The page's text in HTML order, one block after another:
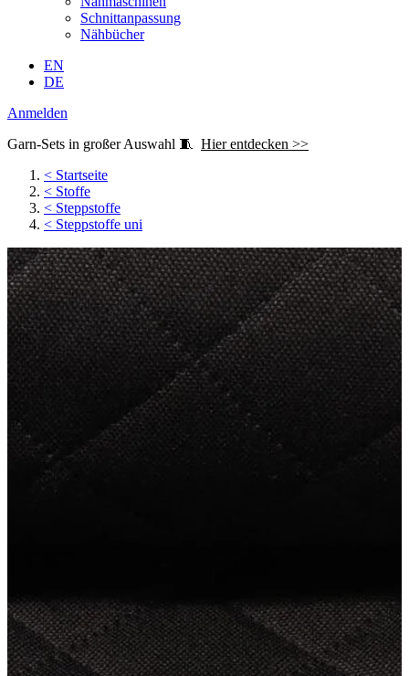
Schnittanpassung
Nähbücher
EN
DE
Anmelden
Garn-Sets in großer Auswahl 🧵 Hier entdecken >>
< Startseite
< Stoffe
< Steppstoffe
< Steppstoffe uni